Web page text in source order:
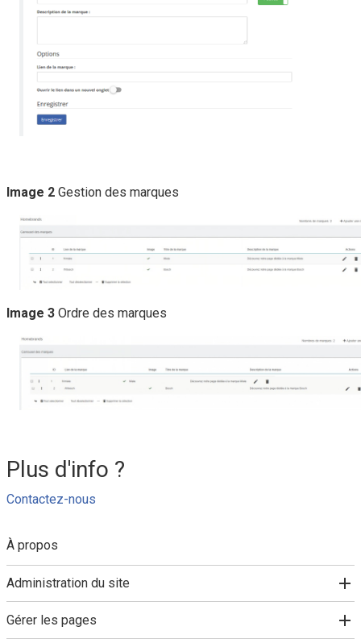
Image 2 Gestion des marques
Image 3 Ordre des marques
Plus d'info ?
Contactez-nous
À propos
Administration du site
Gérer les pages